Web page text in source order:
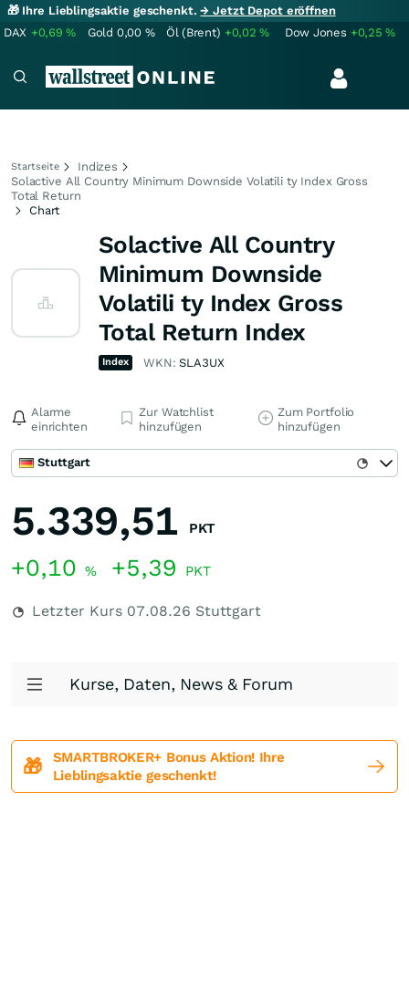
🎁 Ihre Lieblingsaktie geschenkt.→ Jetzt Depot eröffnen
DAX +0,69% Gold 0,00 % Öl (Brent) +0,02% Dow Jones +0,25%
Startseite
Indizes
Solactive All Country Minimum Downside Volatili ty Index Gross
Total Return
Chart
Solactive All Country
Minimum Downside
Volatili ty Index Gross
Total Return Index
Index WKN:SLA3UX
Alarme
einrichten
Zur Watchlist
hinzufügen
Zum Portfolio
hinzufügen
Stuttgart
5.339,51 PKT
+0,10 % +5,39 PKT
Letzter Kurs 07.08.26 Stuttgart
Kurse, Daten, News & Forum
🎁
SMARTBROKER+ Bonus Aktion! Ihre
Lieblingsaktie geschenkt!